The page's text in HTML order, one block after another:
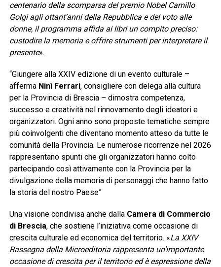
centenario della scomparsa del premio Nobel Camillo
Golgi agli ottant’anni della Repubblica e del voto alle
donne, il programma affida ai libri un compito preciso:
custodire la memoria e offrire strumenti per interpretare il
presente».
“Giungere alla XXIV edizione di un evento culturale –
afferma Ninì Ferrari, consigliere con delega alla cultura
per la Provincia di Brescia – dimostra competenza,
successo e creatività nel rinnovamento degli ideatori e
organizzatori. Ogni anno sono proposte tematiche sempre
più coinvolgenti che diventano momento atteso da tutte le
comunità della Provincia. Le numerose ricorrenze nel 2026
rappresentano spunti che gli organizzatori hanno colto
partecipando così attivamente con la Provincia per la
divulgazione della memoria di personaggi che hanno fatto
la storia del nostro Paese”
Una visione condivisa anche dalla Camera di Commercio
di Brescia, che sostiene l’iniziativa come occasione di
crescita culturale ed economica del territorio. «La XXIV
Rassegna della Microeditoria rappresenta un’importante
occasione di crescita per il territorio ed è espressione della